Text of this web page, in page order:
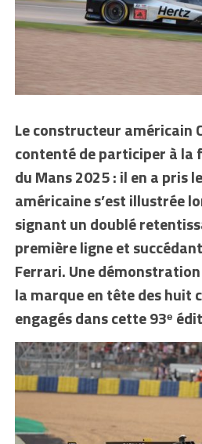
Le constructeur américain
contenté de participer à la
du Mans 2025 : il en a pris
américaine s’est illustrée
signant un doublé
première ligne et
Ferrari. Une
la marque en tête des huit
engagés dans cette 93ᵉ